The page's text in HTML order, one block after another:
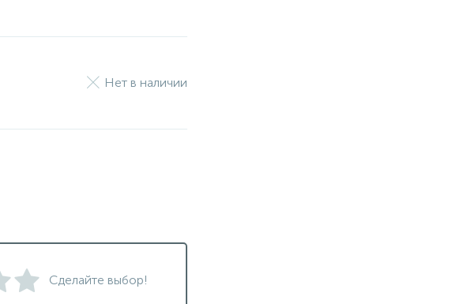
Нет в наличии
Сделайте выбор!